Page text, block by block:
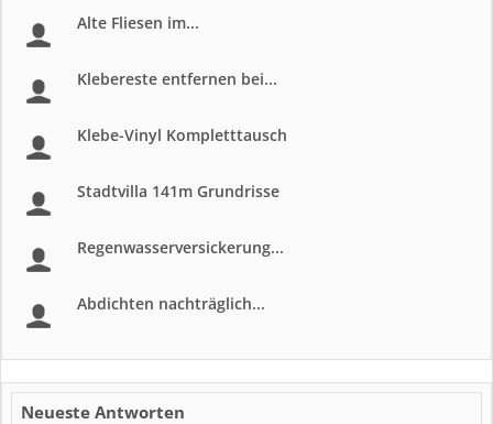
Alte Fliesen im...
Klebereste entfernen bei...
Klebe-Vinyl Kompletttausch
Stadtvilla 141m Grundrisse
Regenwasserversickerung...
Abdichten nachträglich...
Neueste Antworten